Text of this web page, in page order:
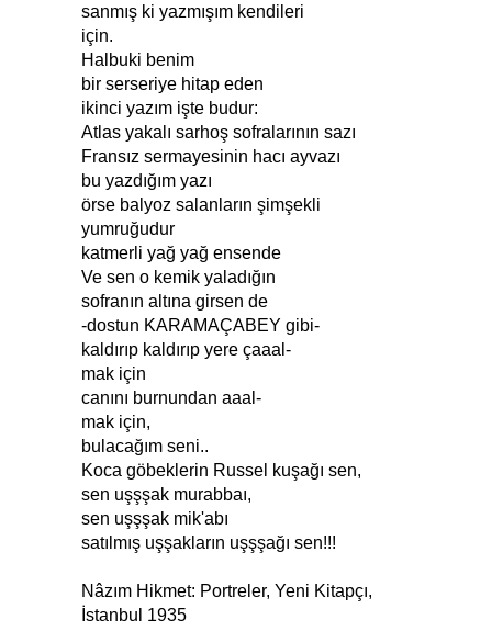
sanmış ki yazmışım kendileri
için.
Halbuki benim
bir serseriye hitap eden
ikinci yazım işte budur:
Atlas yakalı sarhoş sofralarının sazı
Fransız sermayesinin hacı ayvazı
bu yazdığım yazı
örse balyoz salanların şimşekli
yumruğudur
katmerli yağ yağ ensende
Ve sen o kemik yaladığın
sofranın altına girsen de
-dostun KARAMAÇABEY gibi-
kaldırıp kaldırıp yere çaaal-
mak için
canını burnundan aaal-
mak için,
bulacağım seni..
Koca göbeklerin Russel kuşağı sen,
sen uşşşak murabbaı,
sen uşşşak mik'abı
satılmış uşşakların uşşşağı sen!!!
Nâzım Hikmet: Portreler, Yeni Kitapçı,
İstanbul 1935